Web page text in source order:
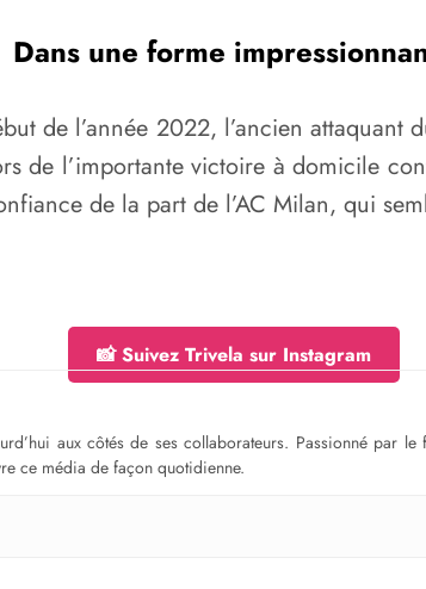
Dans une forme
de l’année 2022, l’ancien attaquant
de l’importante victoire à domicile
de la part de l’AC Milan, qui
📸 Suivez Trivela sur Instagram
aux côtés de ses collaborateurs. Passionné par
ce média de façon quotidienne.